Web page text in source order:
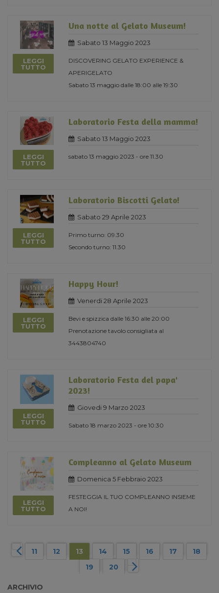
LEGGI
TUTTO
Una notte al Gelato Museum!
Sabato 13 Maggio 2023
DISCOVERING GELATO EXPERIENCE &
APERIGELATO
Sabato 13 maggio dalle 18:00 alle 19:30
LEGGI
TUTTO
Laboratorio Festa della mamma!
Sabato 13 Maggio 2023
sabato 13 maggio 2023 - ore 11.30
LEGGI
TUTTO
Laboratorio Biscotti Gelato!
Sabato 29 Aprile 2023
Primo turno: 09.30
Secondo turno: 11.30
LEGGI
TUTTO
Happy Hour!
Venerdi 28 Aprile 2023
Bevi e spizzica dalle 16:30 alle 20:00
Prenotazione tavolo consigliata al
3443804740
LEGGI
TUTTO
Laboratorio Festa del papa'
2023!
Giovedi 9 Marzo 2023
Sabato 18 marzo 2023 - ore 10:30
LEGGI
TUTTO
Compleanno al Gelato Museum
Domenica 5 Febbraio 2023
FESTEGGIA IL TUO COMPLEANNO INSIEME
A NOI!
11 12 13 14 15 16 17
18
19
20
ARCHIVIO